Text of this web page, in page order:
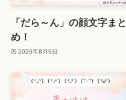
「だら～ん」の顔文字まと
め！
2026年8月9日